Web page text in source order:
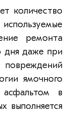
количество
ремонта
дня даже при
ямочного
в
выполняется